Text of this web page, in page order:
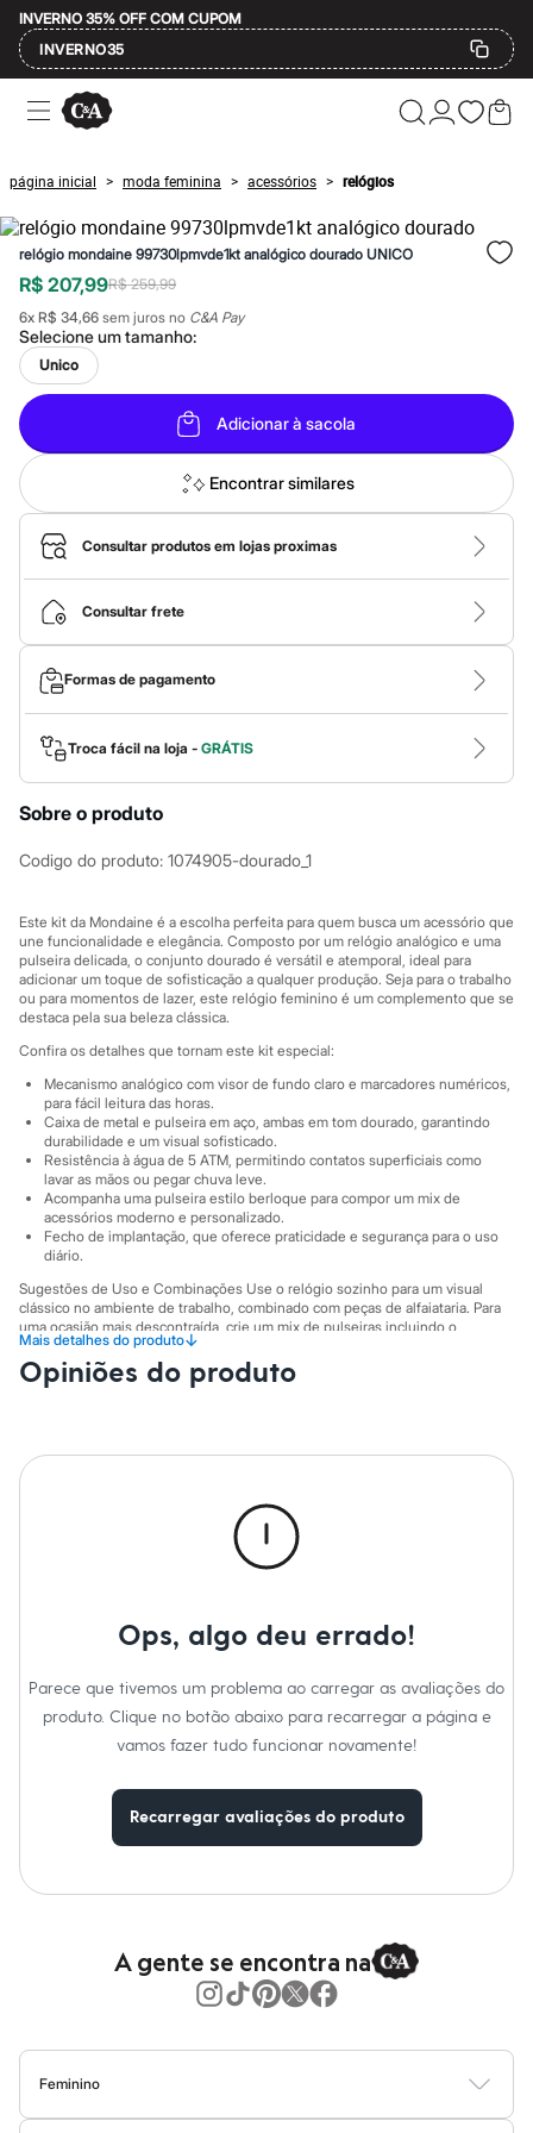
INVERNO 35% OFF COM CUPOM
INVERNO35
Ofertas
Compre por Departamento
Masculino
Infantil
Calçados
Mindse7
Plus Size
Até 20% off
Até 40% off
Até 60% off
A partir de 60% off
Feminino
Em alta
Inverno
Alfaiataria
Novidades
Roupas
Blusas e Camisetas
Básicos
Calças
Casacos e Jaquetas
Jeans
Macacões
Saias
Shorts e Bermudas
Vestidos
Acessórios
Bolsas
Bonés e Chapéus
Bijoux
Cintos
Relógios
Botas
Sandálias
Sapatilhas
Tênis
Marcas
City
Clock House
Mindset
Sawary
Yessica
Moda esportiva
Acessórios
Blusas
Calçados
Leggings
Shorts e Bermudas
Tops
Moda íntima
Calcinhas
Cintas e Modeladores
Meias
Pijamas
Sutiãs e Tops
Moda praia
Saídas de praia
Personagens
Shorts e Saias
Em alta
Dia dos Pais
Camisetas e Regatas
Casacos e Jaquetas
Bolsas e Mochilas
Óculos
Relógios
Botas
página inicial > moda feminina > acessórios > relógios
relógio mondaine 99730lpmvde1kt analógico dourado UNICO
R$ 207,99R$ 259,99
6x R$ 34,66 sem juros no C&A Pay
Selecione umtamanho:
Unico
Adicionar à sacola
Encontrar similares
Consultar produtos em lojas proximas
Consultar frete
Formas de pagamento
Troca fácil na loja - GRÁTIS
Sobre o produto
Codigo do produto: 1074905-dourado_1
Este kit da Mondaine é a escolha perfeita para quem busca um acessório que
une funcionalidade e elegância. Composto por um relógio analógico e uma
pulseira delicada, o conjunto dourado é versátil e atemporal, ideal para
adicionar um toque de sofisticação a qualquer produção. Seja para o trabalho
ou para momentos de lazer, este relógio feminino é um complemento que se
destaca pela sua beleza clássica.
Confira os detalhes que tornam este kit especial:
Mecanismo analógico com visor de fundo claro e marcadores numéricos,
para fácil leitura das horas.
Caixa de metal e pulseira em aço, ambas em tom dourado, garantindo
durabilidade e um visual sofisticado.
Resistência à água de 5 ATM, permitindo contatos superficiais como
lavar as mãos ou pegar chuva leve.
Acompanha uma pulseira estilo berloque para compor um mix de
acessórios moderno e personalizado.
Fecho de implantação, que oferece praticidade e segurança para o uso
diário.
Sugestões de Uso e Combinações Use o relógio sozinho para um visual
clássico no ambiente de trabalho, combinado com peças de alfaiataria. Para
uma ocasião mais descontraída, crie um mix de pulseiras incluindo o
berloque do kit junto ao relógio, complementando um look com jeans e
camisa. Este conjunto dourado transita facilmente entre o formal e o casual,
adaptando-se ao seu estilo.
Medidas da caixa: 42 mm x 9 mm
Mais detalhes do produto↓
Opiniões do produto
Ops, algo deu errado!
Parece que tivemos um problema ao carregar as avaliações do
produto. Clique no botão abaixo para recarregar a página e
vamos fazer tudo funcionar novamente!
Recarregar avaliações do produto
A gente se encontra na
Feminino
BlusasCalçasVestidosSaiasCasacosModa PraiaModa Íntima